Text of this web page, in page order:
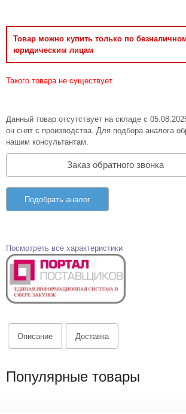
Товар можно купить только по
юридическим лицам
Такого товара не существует
Данный товар отсутствует на складе с
он снят с производства. Для подбора аналога
нашим консультантам.
Заказ обратного звонка
Подобрать аналог
Посмотреть все характеристики
Описание Доставка
Популярные товары